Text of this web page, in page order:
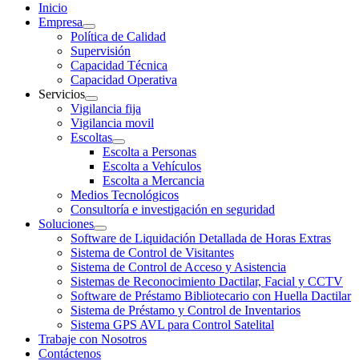
Inicio
Empresa
Política de Calidad
Supervisión
Capacidad Técnica
Capacidad Operativa
Servicios
Vigilancia fija
Vigilancia movil
Escoltas
Escolta a Personas
Escolta a Vehículos
Escolta a Mercancia
Medios Tecnológicos
Consultoría e investigación en seguridad
Soluciones
Software de Liquidación Detallada de Horas Extras
Sistema de Control de Visitantes
Sistema de Control de Acceso y Asistencia
Sistemas de Reconocimiento Dactilar, Facial y CCTV
Software de Préstamo Bibliotecario con Huella Dactilar
Sistema de Préstamo y Control de Inventarios
Sistema GPS AVL para Control Satelital
Trabaje con Nosotros
Contáctenos